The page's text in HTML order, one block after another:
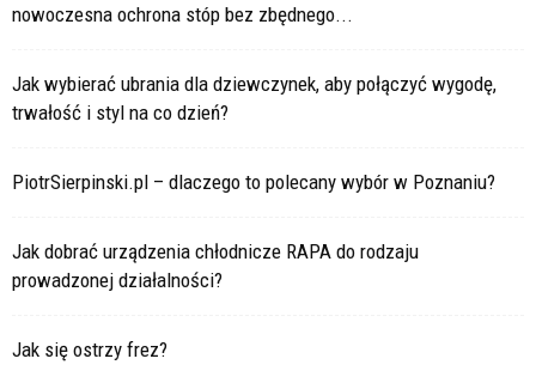
nowoczesna ochrona stóp bez zbędnego...
Jak wybierać ubrania dla dziewczynek, aby połączyć wygodę,
trwałość i styl na co dzień?
PiotrSierpinski.pl – dlaczego to polecany wybór w Poznaniu?
Jak dobrać urządzenia chłodnicze RAPA do rodzaju
prowadzonej działalności?
Jak się ostrzy frez?